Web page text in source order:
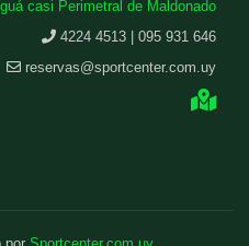
casi Perimetral de Maldonado
4224 4513 | 095 931 646
reservas@sportcenter.com.uy